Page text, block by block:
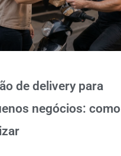
de delivery para
negócios: como